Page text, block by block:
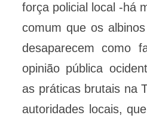
força policial local -há
comum que os
desaparecem como
opinião pública
as práticas brutais na
autoridades locais,